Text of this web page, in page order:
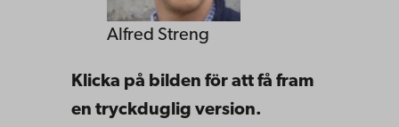
Alfred Streng
Klicka på bilden för att få fram
en tryckduglig version.